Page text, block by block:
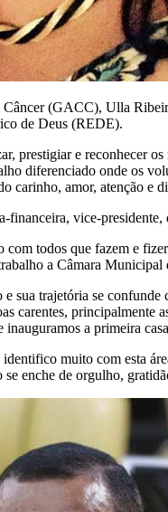
(GACC), Ulla
de Deus (REDE).
prestigiar e reconhecer
diferenciado onde os
carinho, amor, atenção e
vice-presidente,
todos que fazem e
a Câmara
sua trajetória se
carentes,
inauguramos a primeira
muito com esta
enche de orgulho,